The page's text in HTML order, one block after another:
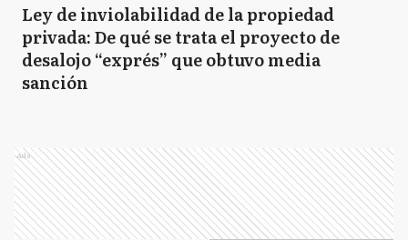
Ley de inviolabilidad de la propiedad
privada: De qué se trata el proyecto de
desalojo “exprés” que obtuvo media
sanción
Ads